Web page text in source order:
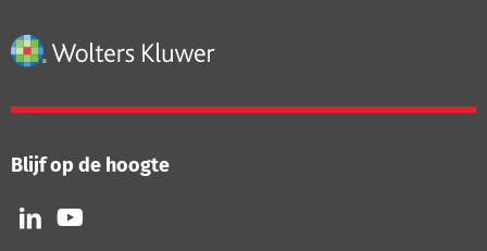
Blijf op de hoogte
Volg
ons
Volg
ons